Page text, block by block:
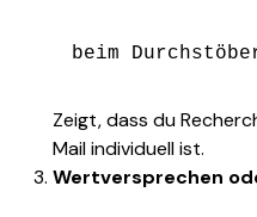
Zeigt, dass du
Mail individuell ist.
Wertversprechen